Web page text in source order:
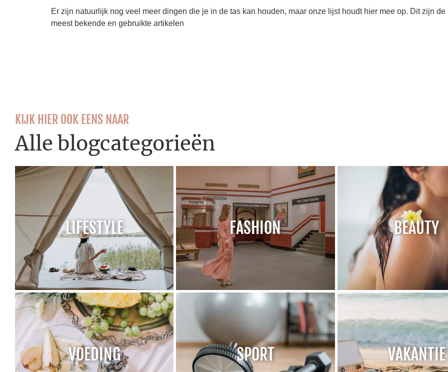
Er zijn natuurlijk nog veel meer dingen die je in de tas kan houden, maar onze lijst houdt hier mee op. Dit zijn de
meest bekende en gebruikte artikelen
KIJK HIER OOK EENS NAAR
Alle blogcategorieën
LIFESTYLE FASHION BEAUTY
VOEDING SPORT VAKANTIE